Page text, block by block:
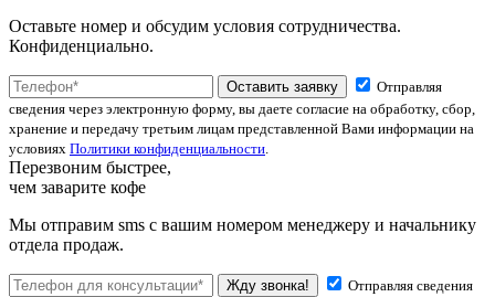
Оставьте номер и обсудим условия сотрудничества.
Конфиденциально.
Оставить заявку
Отправляя
сведения через электронную форму, вы даете согласие на обработку, сбор,
хранение и передачу третьим лицам представленной Вами информации на
условиях Политики конфиденциальности.
Перезвоним быстрее,
чем заварите кофе
Мы отправим sms с вашим номером менеджеру и начальнику
отдела продаж.
Жду звонка!
Отправляя сведения